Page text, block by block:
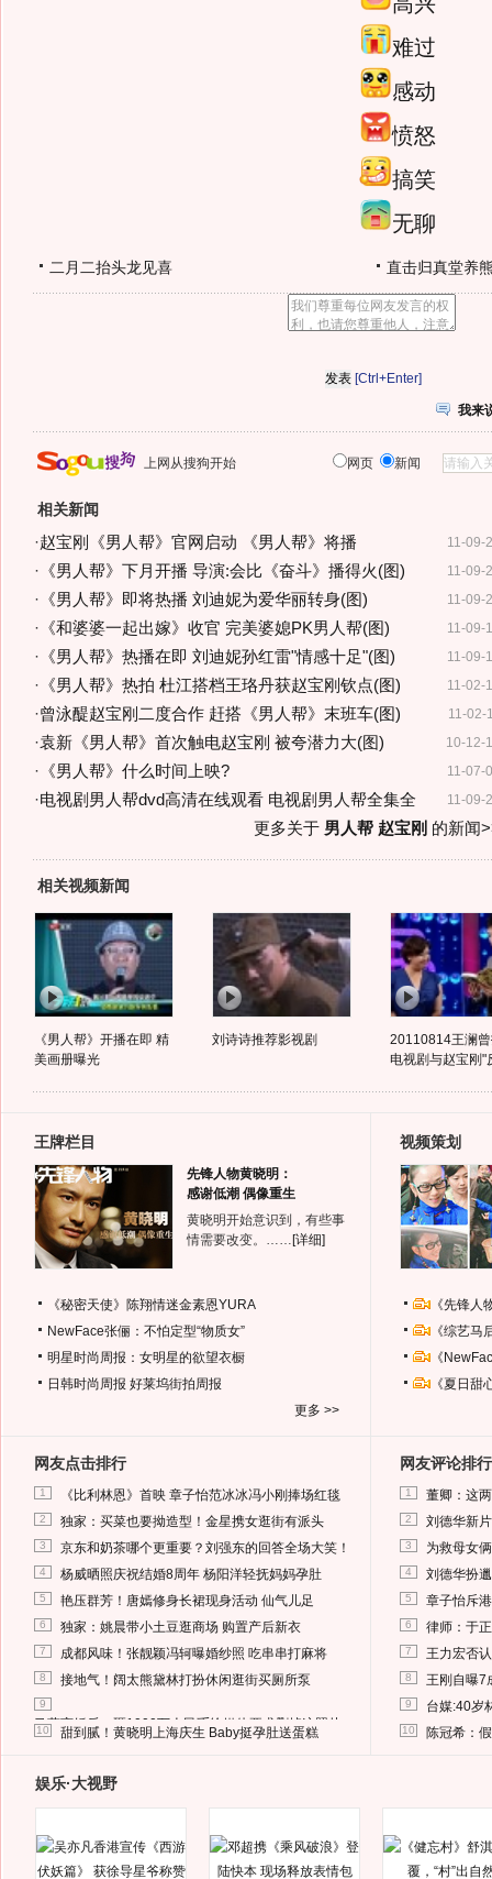
难过
感动
愤怒
搞笑
无聊
二月二抬头龙见喜 直击归真堂养
[Ctrl+Enter]
我来
上网从搜狗开始 网页 新闻
相关新闻
11-09-
·赵宝刚《男人帮》官网启动 《男人帮》将播
11-09-
· 《男人帮》下月开播 导演:会比《奋斗》播得火(图)
11-09-
· 《男人帮》即将热播 刘迪妮为爱华丽转身(图)
11-09-
· 《和婆婆一起出嫁》收官 完美婆媳PK男人帮(图)
11-09-
· 《男人帮》热播在即 刘迪妮孙红雷"情感十足"(图)
11-02-
· 《男人帮》热拍 杜江搭档王珞丹获赵宝刚钦点(图)
11-02-
·曾泳醍赵宝刚二度合作 赶搭《男人帮》末班车(图)
10-12-
·袁新《男人帮》首次触电赵宝刚 被夸潜力大(图)
11-07-
· 《男人帮》什么时间上映?
11-09-
·电视剧男人帮dvd高清在线观看 电视剧男人帮全集全
更多关于 男人帮 赵宝刚 的新闻
相关视频新闻
《男人帮》开播在即 精
美画册曝光
刘诗诗推荐影视剧
20110814王澜
电视剧与赵宝刚"
王牌栏目
先锋人物黄晓明：
感谢低潮 偶像重生
黄晓明开始意识到，有些事
情需要改变。…… [详细]
《秘密天使》陈翔情迷金素恩YURA
NewFace张俪：不怕定型“物质女”
明星时尚周报：女明星的欲望衣橱
日韩时尚周报 好莱坞街拍周报
更多 >>
视频策划
《先锋
《综艺
《
《夏日
网友点击排行
1 《比利林恩》首映 章子怡范冰冰冯小刚捧场红毯
2 独家：买菜也要拗造型！金星携女逛街有派头
3 京东和奶茶哪个更重要？刘强东的回答全场大笑！
4 杨威晒照庆祝结婚8周年 杨阳洋轻抚妈妈孕肚
5 艳压群芳！唐嫣修身长裙现身活动 仙气儿足
6 独家：姚晨带小土豆逛商场 购置产后新衣
7 成都风味！张靓颖冯轲曝婚纱照 吃串串打麻将
8 接地气！阔太熊黛林打扮休闲逛街买厕所泵
9
马蓉离婚后，砸1000万人民币给媒体要求删掉这照片
10 甜到腻！黄晓明上海庆生 Baby挺孕肚送蛋糕
网友评论排行
1 董卿：这
2 刘德华新
3 为救母女
4 刘德华扮
5 章子怡斥
6 律师：于
7 王力宏否
8 王刚自曝7
9 台媒:40岁
10 陈冠希：
娱乐·大视野